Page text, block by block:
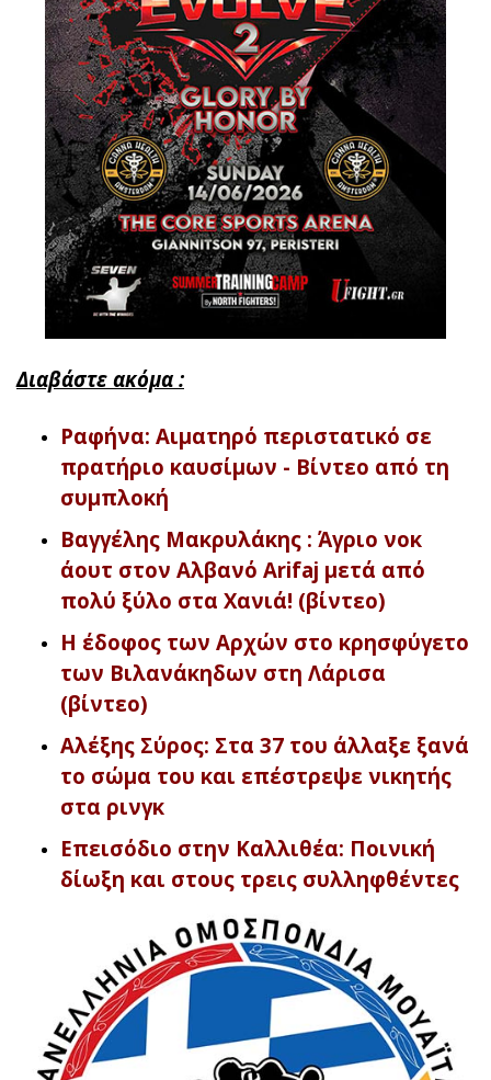
Διαβάστε ακόμα :
Ραφήνα: Αιματηρό περιστατικό σε
πρατήριο καυσίμων - Βίντεο από τη
συμπλοκή
Βαγγέλης Μακρυλάκης : Άγριο νοκ
άουτ στον Αλβανό Arifaj μετά από
πολύ ξύλο στα Χανιά! (βίντεο)
Η έδοφος των Αρχών στο κρησφύγετο
των Βιλανάκηδων στη Λάρισα
(βίντεο)
Αλέξης Σύρος: Στα 37 του άλλαξε ξανά
το σώμα του και επέστρεψε νικητής
στα ρινγκ
Επεισόδιο στην Καλλιθέα: Ποινική
δίωξη και στους τρεις συλληφθέντες